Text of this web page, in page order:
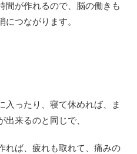
間が作れるので、脳の働きも
につながります。
入ったり、寝て休めれば、ま
出来るのと同じで、
れば、疲れも取れて、痛みの